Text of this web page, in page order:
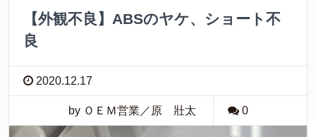
【外観不良】ABSのヤケ、ショート不
良
2020.12.17
by ＯＥＭ営業／原 壯太 0